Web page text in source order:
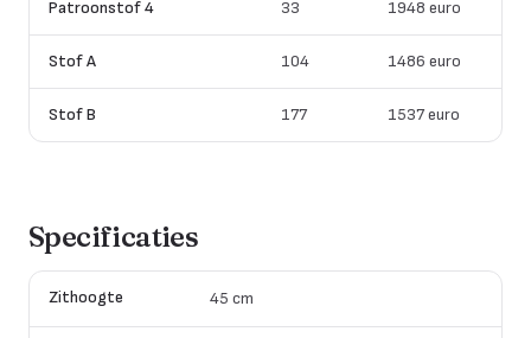
Patroonstof 4 33 1948 euro
Stof A 104 1486 euro
Stof B 177 1537 euro
Specificaties
Zithoogte 45 cm